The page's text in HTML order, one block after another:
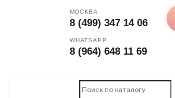
МОСКВА
8 (499) 347 14 06
WHATSAPP
8 (964) 648 11 69